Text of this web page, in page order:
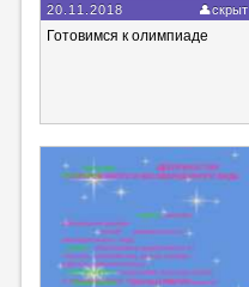
20.11.2018 скрыт
Готовимся к олимпиаде